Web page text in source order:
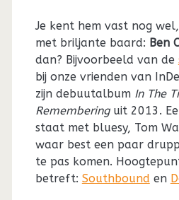
Je kent hem vast nog
met briljante baard: Ben
dan? Bijvoorbeeld van de
bij onze vrienden van
zijn debuutalbum In The
Rememberinguit 2013.
staat met bluesy, Tom
waar best een paar
te pas komen.
betreft: Southbound en